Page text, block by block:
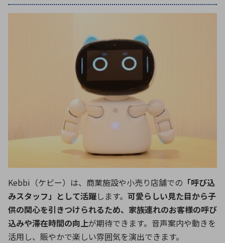
Kebbi（ケビー）は、商業施設や小売り店舗での 「呼び込
みスタッフ」として活躍します。 可愛らしい見た目から子
供の関心を引きつけられるため、家族連れのお客様の呼び
込みや滞在時間の向上が期待できます。音声案内や動きを
活用し、賑やかで楽しい雰囲気を演出できます。